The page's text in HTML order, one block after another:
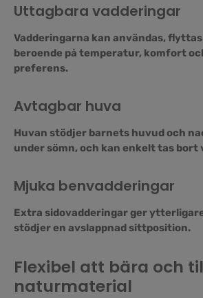
Uttagbara vadderingar
Vadderingarna kan användas,
beroende på temperatur, komfort
preferens.
Avtagbar huva
Huvan stödjer barnets huvud och
under sömn, och kan enkelt tas bort
Mjuka benvadderingar
Extra sidovadderingar ger
stödjer en avslappnad sittposition.
Flexibel att bära och
naturmaterial